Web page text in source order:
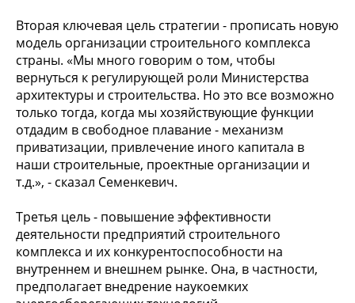
Вторая ключевая цель стратегии - прописать новую
модель организации строительного комплекса
страны. «Мы много говорим о том, чтобы
вернуться к регулирующей роли Министерства
архитектуры и строительства. Но это все возможно
только тогда, когда мы хозяйствующие функции
отдадим в свободное плавание - механизм
приватизации, привлечение иного капитала в
наши строительные, проектные организации и
т.д.», - сказал Семенкевич.
Третья цель - повышение эффективности
деятельности предприятий строительного
комплекса и их конкурентоспособности на
внутреннем и внешнем рынке. Она, в частности,
предполагает внедрение наукоемких